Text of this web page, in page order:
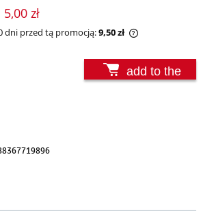
5,00 zł
dni przed tą promocją:9,50 zł
30 dni,
momentu, kiedy
sprzedaży.
add to the